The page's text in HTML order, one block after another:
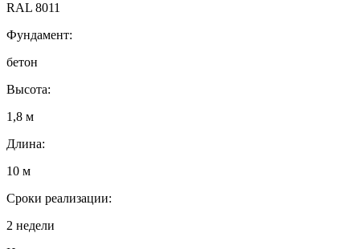
RAL 8011
Фундамент:
бетон
Высота:
1,8 м
Длина:
10 м
Сроки реализации:
2 недели